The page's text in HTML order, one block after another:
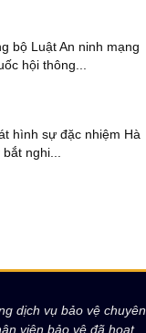
bộ Luật An ninh mạng
hội thông...
hình sự đặc nhiệm Hà
nghi...
dịch vụ bảo vệ chuyên
viên bảo vệ đã hoạt